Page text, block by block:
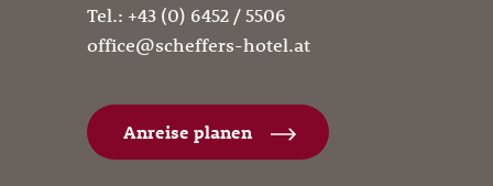
Tel.: +43 (0) 6452 / 5506
office@scheffers-hotel.at
Anreise planen